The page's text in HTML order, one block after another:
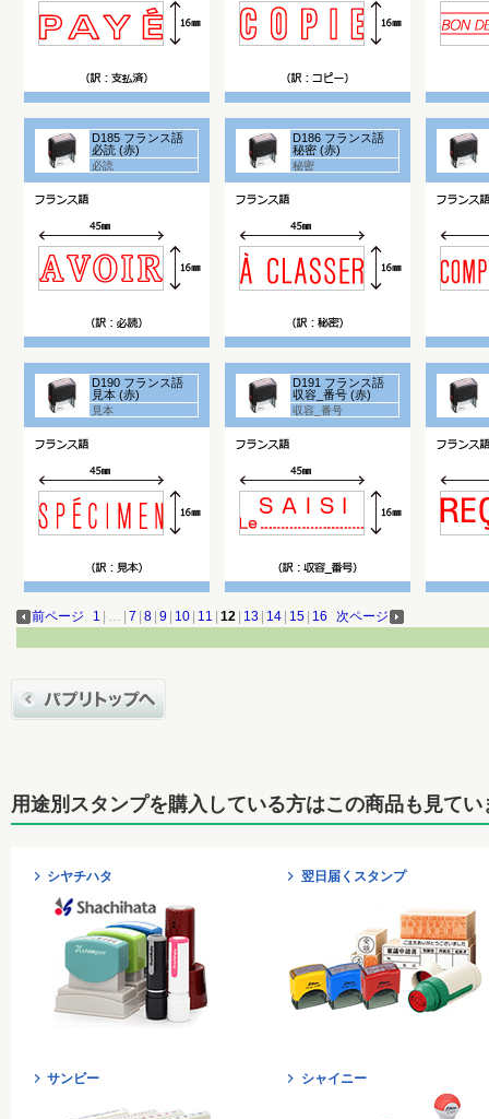
D185 フランス語
必読 (赤)
必読
D186 フランス語
秘密 (赤)
秘密
D190 フランス語
見本 (赤)
見本
D191 フランス語
収容_番号 (赤)
収容_番号
前ページ 1 … 7 8 9 10 11 12 13 14 15 16 次ページ
用途別スタンプを購入している方はこの商品も見てい
シヤチハタ 翌日届くスタンプ
サンビー シャイニー